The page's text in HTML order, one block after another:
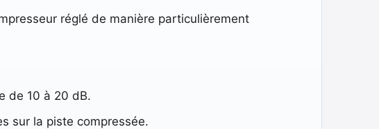
réglé de manière particulièrement
de 10 à 20 dB.
sur la piste compressée.